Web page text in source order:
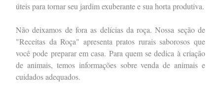
úteis para tornar seu jardim exuberante e sua horta produtiva.
Não deixamos de fora as delícias da roça. Nossa seção de
"Receitas da Roça" apresenta pratos rurais saborosos que
você pode preparar em casa. Para quem se dedica à criação
de animais, temos informações sobre venda de animais e
cuidados adequados.